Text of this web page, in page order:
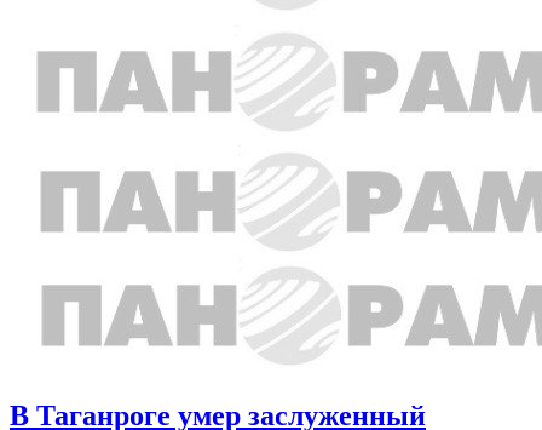
В Таганроге умер заслуженный